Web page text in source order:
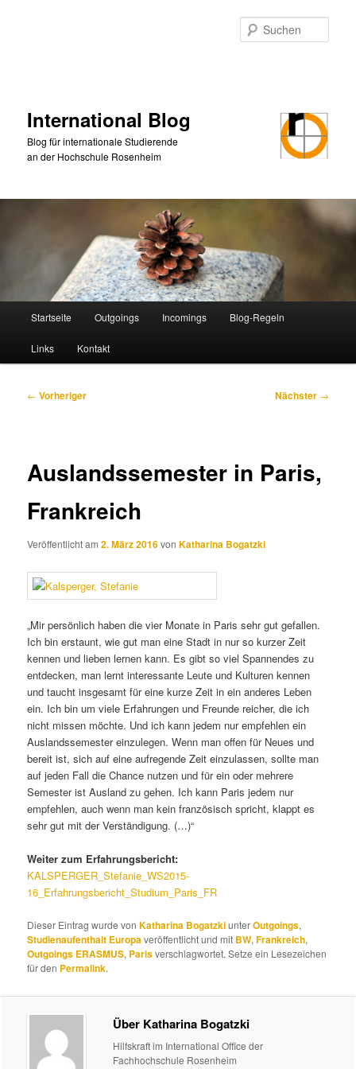
International Blog
Blog für internationale Studierende
an der Hochschule Rosenheim
Startseite Outgoings Incomings Blog-Regeln
Links Kontakt
Beitragsnavigation
← Vorheriger Nächster →
Auslandssemester in Paris,
Frankreich
Veröffentlicht am2. März 2016vonKatharina Bogatzki
„Mir persönlich haben die vier Monate in Paris sehr gut gefallen.
Ich bin erstaunt, wie gut man eine Stadt in nur so kurzer Zeit
kennen und lieben lernen kann. Es gibt so viel Spannendes zu
entdecken, man lernt interessante Leute und Kulturen kennen
und taucht insgesamt für eine kurze Zeit in ein anderes Leben
ein. Ich bin um viele Erfahrungen und Freunde reicher, die ich
nicht missen möchte. Und ich kann jedem nur empfehlen ein
Auslandssemester einzulegen. Wenn man offen für Neues und
bereit ist, sich auf eine aufregende Zeit einzulassen, sollte man
auf jeden Fall die Chance nutzen und für ein oder mehrere
Semester ist Ausland zu gehen. Ich kann Paris jedem nur
empfehlen, auch wenn man kein französisch spricht, klappt es
sehr gut mit der Verständigung. (…)“
Weiter zum Erfahrungsbericht:
KALSPERGER_Stefanie_WS2015-
16_Erfahrungsbericht_Studium_Paris_FR
Dieser Eintrag wurde vonKatharina BogatzkiunterOutgoings,
Studienaufenthalt Europa veröffentlicht und mit BW,Frankreich,
Outgoings ERASMUS, Parisverschlagwortet. Setze ein Lesezeichen
für den Permalink.
Über Katharina Bogatzki
Hilfskraft im International Office der
Fachhochschule Rosenheim